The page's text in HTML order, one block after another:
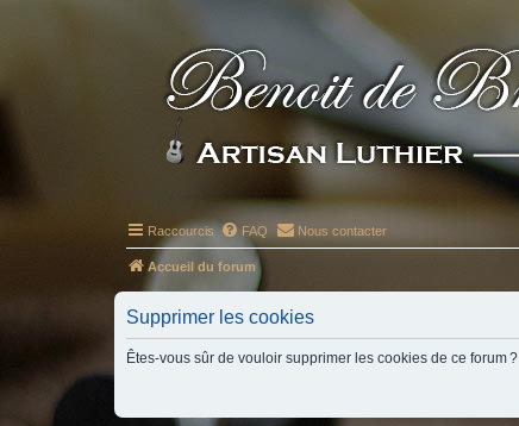
Raccourcis FAQ Nous contacter
Accueil du forum
Supprimer les cookies
Êtes-vous sûr de vouloir supprimer les cookies de ce forum ?